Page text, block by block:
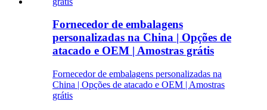
Fornecedor de embalagens
personalizadas na China | Opções de
atacado e OEM | Amostras grátis
Fornecedor de embalagens personalizadas na
China | Opções de atacado e OEM | Amostras
grátis